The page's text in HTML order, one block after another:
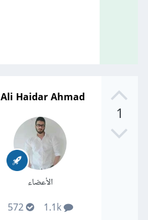
1
Ali Haidar Ahmad
الأعضاء
1.1k
572